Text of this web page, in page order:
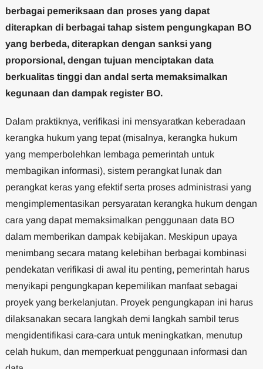
berbagai pemeriksaan dan proses yang dapat
diterapkan di berbagai tahap sistem pengungkapan BO
yang berbeda, diterapkan dengan sanksi yang
proporsional, dengan tujuan menciptakan data
berkualitas tinggi dan andal serta memaksimalkan
kegunaan dan dampak register BO.
Dalam praktiknya, verifikasi ini mensyaratkan keberadaan
kerangka hukum yang tepat (misalnya, kerangka hukum
yang memperbolehkan lembaga pemerintah untuk
membagikan informasi), sistem perangkat lunak dan
perangkat keras yang efektif serta proses administrasi yang
mengimplementasikan persyaratan kerangka hukum dengan
cara yang dapat memaksimalkan penggunaan data BO
dalam memberikan dampak kebijakan. Meskipun upaya
menimbang secara matang kelebihan berbagai kombinasi
pendekatan verifikasi di awal itu penting, pemerintah harus
menyikapi pengungkapan kepemilikan manfaat sebagai
proyek yang berkelanjutan. Proyek pengungkapan ini harus
dilaksanakan secara langkah demi langkah sambil terus
mengidentifikasi cara-cara untuk meningkatkan, menutup
celah hukum, dan memperkuat penggunaan informasi dan